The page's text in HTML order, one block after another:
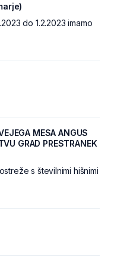
do 1.2.2023 imamo
MESA ANGUS
GRAD PRESTRANEK
s številnimi hišnimi